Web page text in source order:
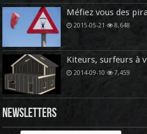
Méfiez vous des
2015-05-21 8,648
Kiteurs, surfeurs à
2014-09-10 7,459
Newsletters